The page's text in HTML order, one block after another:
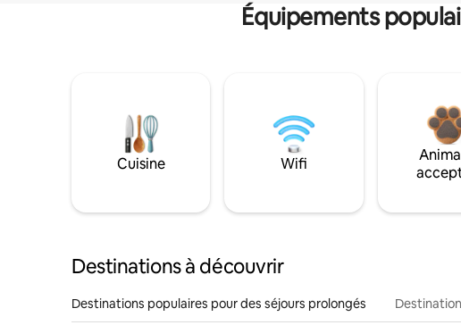
Équipements
Cuisine Wifi
Destinations à découvrir
Destinations populaires pour des séjours prolongés